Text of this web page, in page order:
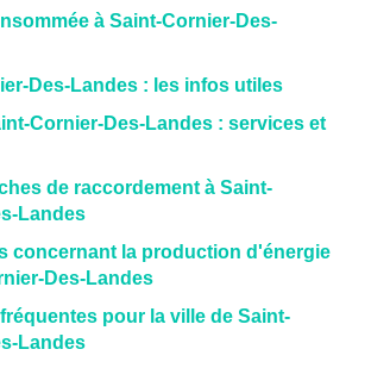
à Saint-Cornier-Des-
Des-Landes : les infos utiles
Cornier-Des-Landes : services et
de raccordement à Saint-
Landes
concernant la production d'énergie
Des-Landes
pour la ville de Saint-
Landes